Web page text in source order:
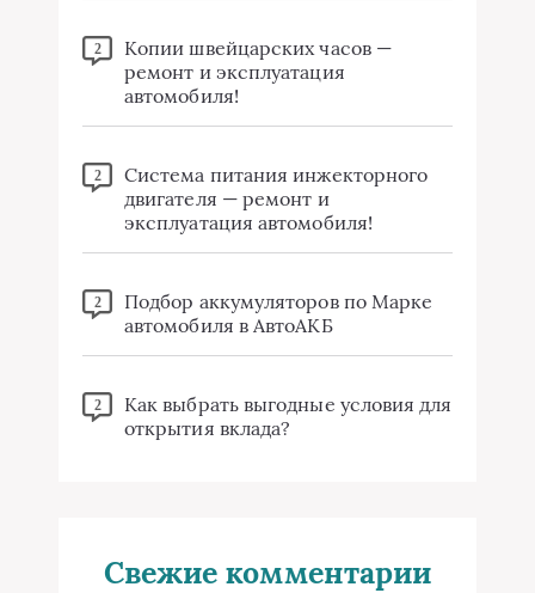
2
Копии швейцарских часов —
ремонт и эксплуатация
автомобиля!
2
Система питания инжекторного
двигателя — ремонт и
эксплуатация автомобиля!
2
Подбор аккумуляторов по Марке
автомобиля в АвтоАКБ
2
Как выбрать выгодные условия для
открытия вклада?
Свежие комментарии